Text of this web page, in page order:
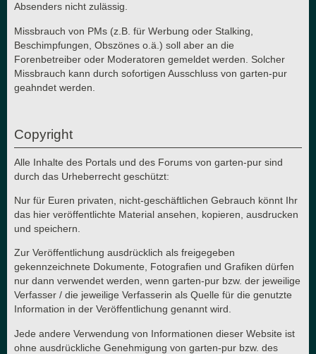
Absenders nicht zulässig.
Missbrauch von PMs (z.B. für Werbung oder Stalking,
Beschimpfungen, Obszönes o.ä.) soll aber an die
Forenbetreiber oder Moderatoren gemeldet werden. Solcher
Missbrauch kann durch sofortigen Ausschluss von garten-pur
geahndet werden.
Copyright
Alle Inhalte des Portals und des Forums von garten-pur sind
durch das Urheberrecht geschützt:
Nur für Euren privaten, nicht-geschäftlichen Gebrauch könnt Ihr
das hier veröffentlichte Material ansehen, kopieren, ausdrucken
und speichern.
Zur Veröffentlichung ausdrücklich als freigegeben
gekennzeichnete Dokumente, Fotografien und Grafiken dürfen
nur dann verwendet werden, wenn garten-pur bzw. der jeweilige
Verfasser / die jeweilige Verfasserin als Quelle für die genutzte
Information in der Veröffentlichung genannt wird.
Jede andere Verwendung von Informationen dieser Website ist
ohne ausdrückliche Genehmigung von garten-pur bzw. des